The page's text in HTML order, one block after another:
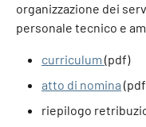
organizzazione dei
personale tecnico e
curriculum (pdf)
atto di nomina
riepilogo